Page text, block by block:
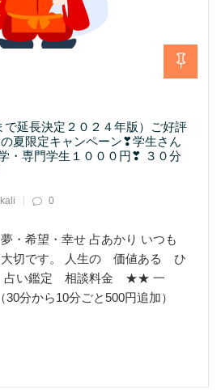
で延長決定２０２４年版）ご好評
夏限定キャンペーン❣学生さん
・専門学生１０００円❣ ３０分
0
・希望・幸せ 占あかり いつも
大切です。 人生の 価値ある ひ
占い鑑定 相談料金 ★★ 一
分から10分ごと500円追加）